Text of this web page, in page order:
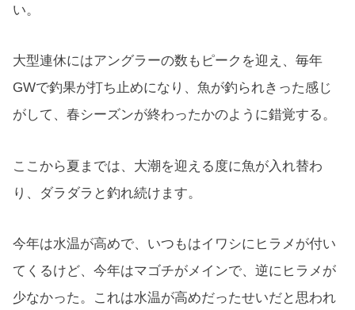
い。
大型連休にはアングラーの数もピークを迎え、毎年
GWで釣果が打ち止めになり、魚が釣られきった感じ
がして、春シーズンが終わったかのように錯覚する。
ここから夏までは、大潮を迎える度に魚が入れ替わ
り、ダラダラと釣れ続けます。
今年は水温が高めで、いつもはイワシにヒラメが付い
てくるけど、今年はマゴチがメインで、逆にヒラメが
少なかった。これは水温が高めだったせいだと思われ